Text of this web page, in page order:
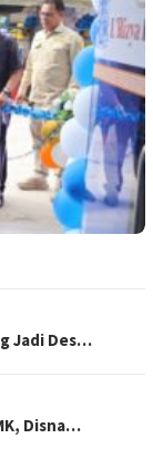
Jadi Des…
Disna…